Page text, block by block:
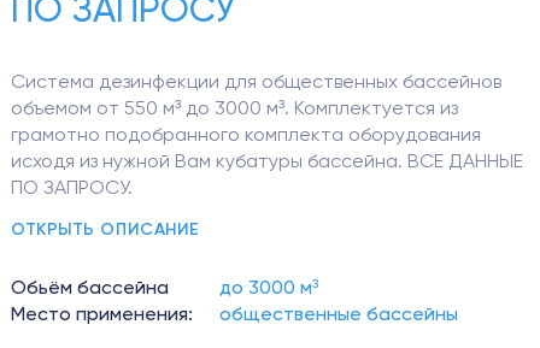
РЕМОНТ
ОБОРУДОВАНИЕ
НАШИ РАБОТЫ
О КОМПАНИИ
ПО ЗАПРОСУ
Система дезинфекции для общественных бассейнов
объемом от 550 м³ до 3000 м³. Комплектуется из
грамотно подобранного комплекта оборудования
исходя из нужной Вам кубатуры бассейна. ВСЕ ДАННЫЕ
ПО ЗАПРОСУ.
NEC-8000 - мощные установки, которые включают в
подключенных к блоку управления. Работа электродов
регулируется новой контрольной панелью, в которую
ОТКРЫТЬ ОПИСАНИЕ
Обьём бассейна
до 3000 м³
Место применения:
общественные бассейны
диагностика
диагностика